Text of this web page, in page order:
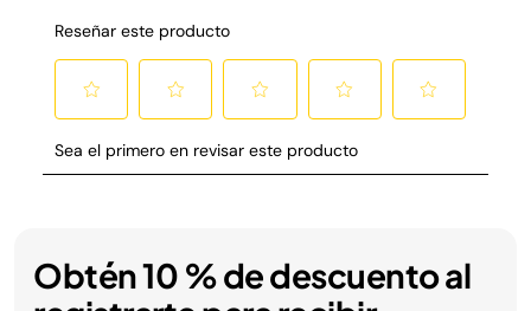
Obtén 10 % de descuento al